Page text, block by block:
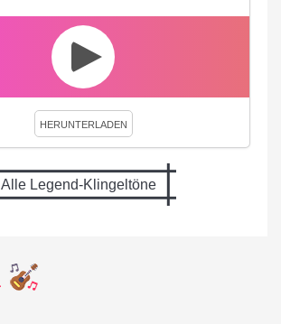
HERUNTERLADEN
Alle Legend-Klingeltöne